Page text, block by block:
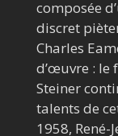
composée
discret
Charles
d’œuvre : le
Steiner
talents de
1958, René-